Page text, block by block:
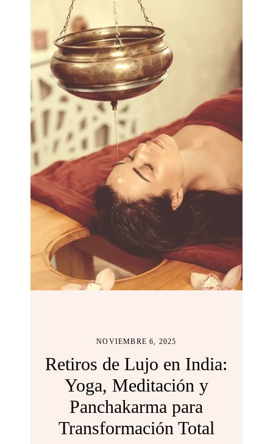
NOVIEMBRE 6, 2025
Retiros de Lujo en India:
Yoga, Meditación y
Panchakarma para
Transformación Total